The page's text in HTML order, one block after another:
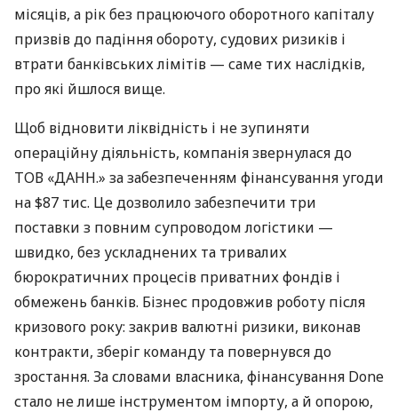
місяців, а рік без працюючого оборотного капіталу
призвів до падіння обороту, судових ризиків і
втрати банківських лімітів — саме тих наслідків,
про які йшлося вище.
Щоб відновити ліквідність і не зупиняти
операційну діяльність, компанія звернулася до
ТОВ «ДАНН.» за забезпеченням фінансування угоди
на $87 тис. Це дозволило забезпечити три
поставки з повним супроводом логістики —
швидко, без ускладнених та тривалих
бюрократичних процесів приватних фондів і
обмежень банків. Бізнес продовжив роботу після
кризового року: закрив валютні ризики, виконав
контракти, зберіг команду та повернувся до
зростання. За словами власника, фінансування Done
стало не лише інструментом імпорту, а й опорою,